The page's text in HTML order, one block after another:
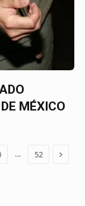
MÉXICO
… 52 Next